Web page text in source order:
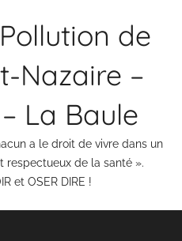
de
Nazaire –
La Baule
a le droit de vivre dans un
respectueux de la santé ».
et OSER DIRE !